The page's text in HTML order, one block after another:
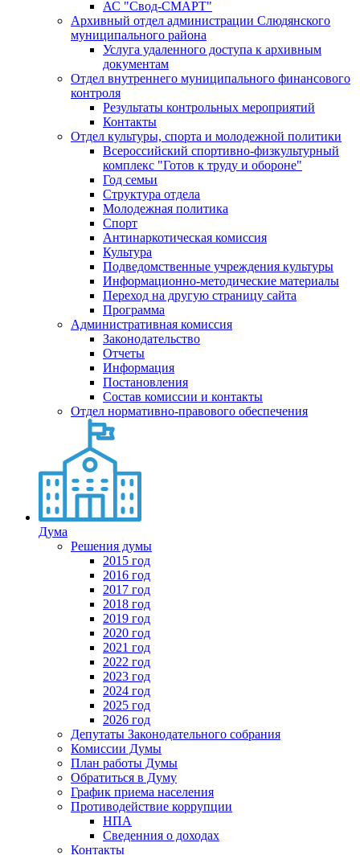
АС "Свод-СМАРТ"
Архивный отдел администрации Слюдянского
муниципального района
Услуга удаленного доступа к архивным
документам
Отдел внутреннего муниципального финансового
контроля
Результаты контрольных мероприятий
Контакты
Отдел культуры, спорта и молодежной политики
Всероссийский спортивно-физкультурный
комплекс "Готов к труду и обороне"
Год семьи
Структура отдела
Молодежная политика
Спорт
Антинаркотическая комиссия
Культура
Подведомственные учреждения культуры
Информационно-методические материалы
Переход на другую страницу сайта
Программа
Административная комиссия
Законодательство
Отчеты
Информация
Постановления
Состав комиссии и контакты
Отдел нормативно-правового обеспечения
Дума
Решения думы
2015 год
2016 год
2017 год
2018 год
2019 год
2020 год
2021 год
2022 год
2023 год
2024 год
2025 год
2026 год
Депутаты Законодательного собрания
Комиссии Думы
План работы Думы
Обратиться в Думу
График приема населения
Противодействие коррупции
НПА
Сведенния о доходах
Контакты